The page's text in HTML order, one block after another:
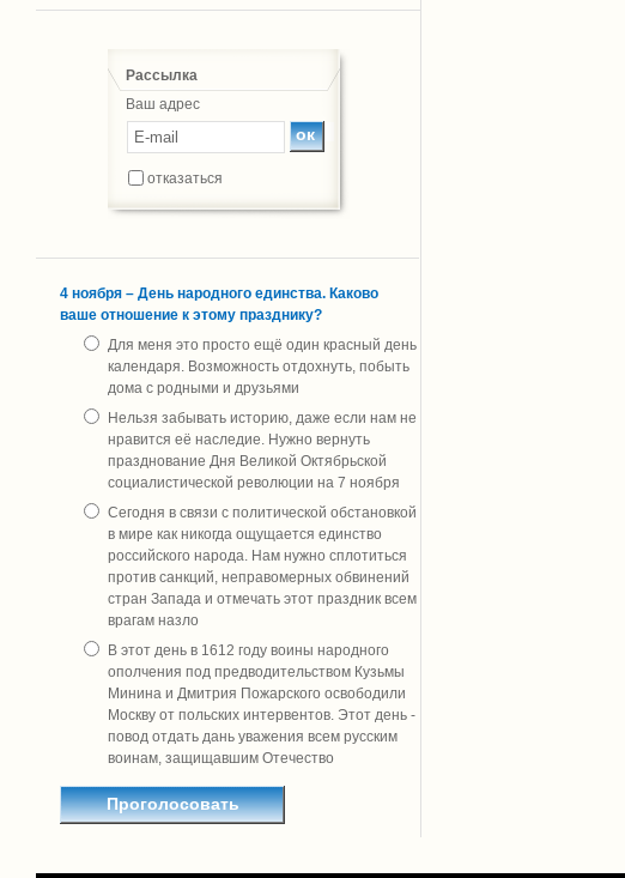
Рассылка
Ваш адрес
отказаться
4 ноября – День народного единства. Каково
ваше отношение к этому празднику?
Для меня это просто ещё один красный день
календаря. Возможность отдохнуть, побыть
дома с родными и друзьями
Нельзя забывать историю, даже если нам не
нравится её наследие. Нужно вернуть
празднование Дня Великой Октябрьской
социалистической революции на 7 ноября
Сегодня в связи с политической обстановкой
в мире как никогда ощущается единство
российского народа. Нам нужно сплотиться
против санкций, неправомерных обвинений
стран Запада и отмечать этот праздник всем
врагам назло
В этот день в 1612 году воины народного
ополчения под предводительством Кузьмы
Минина и Дмитрия Пожарского освободили
Москву от польских интервентов. Этот день -
повод отдать дань уважения всем русским
воинам, защищавшим Отечество